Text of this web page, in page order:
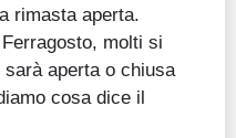
rimasta aperta.
molti si
aperta o chiusa
cosa dice il